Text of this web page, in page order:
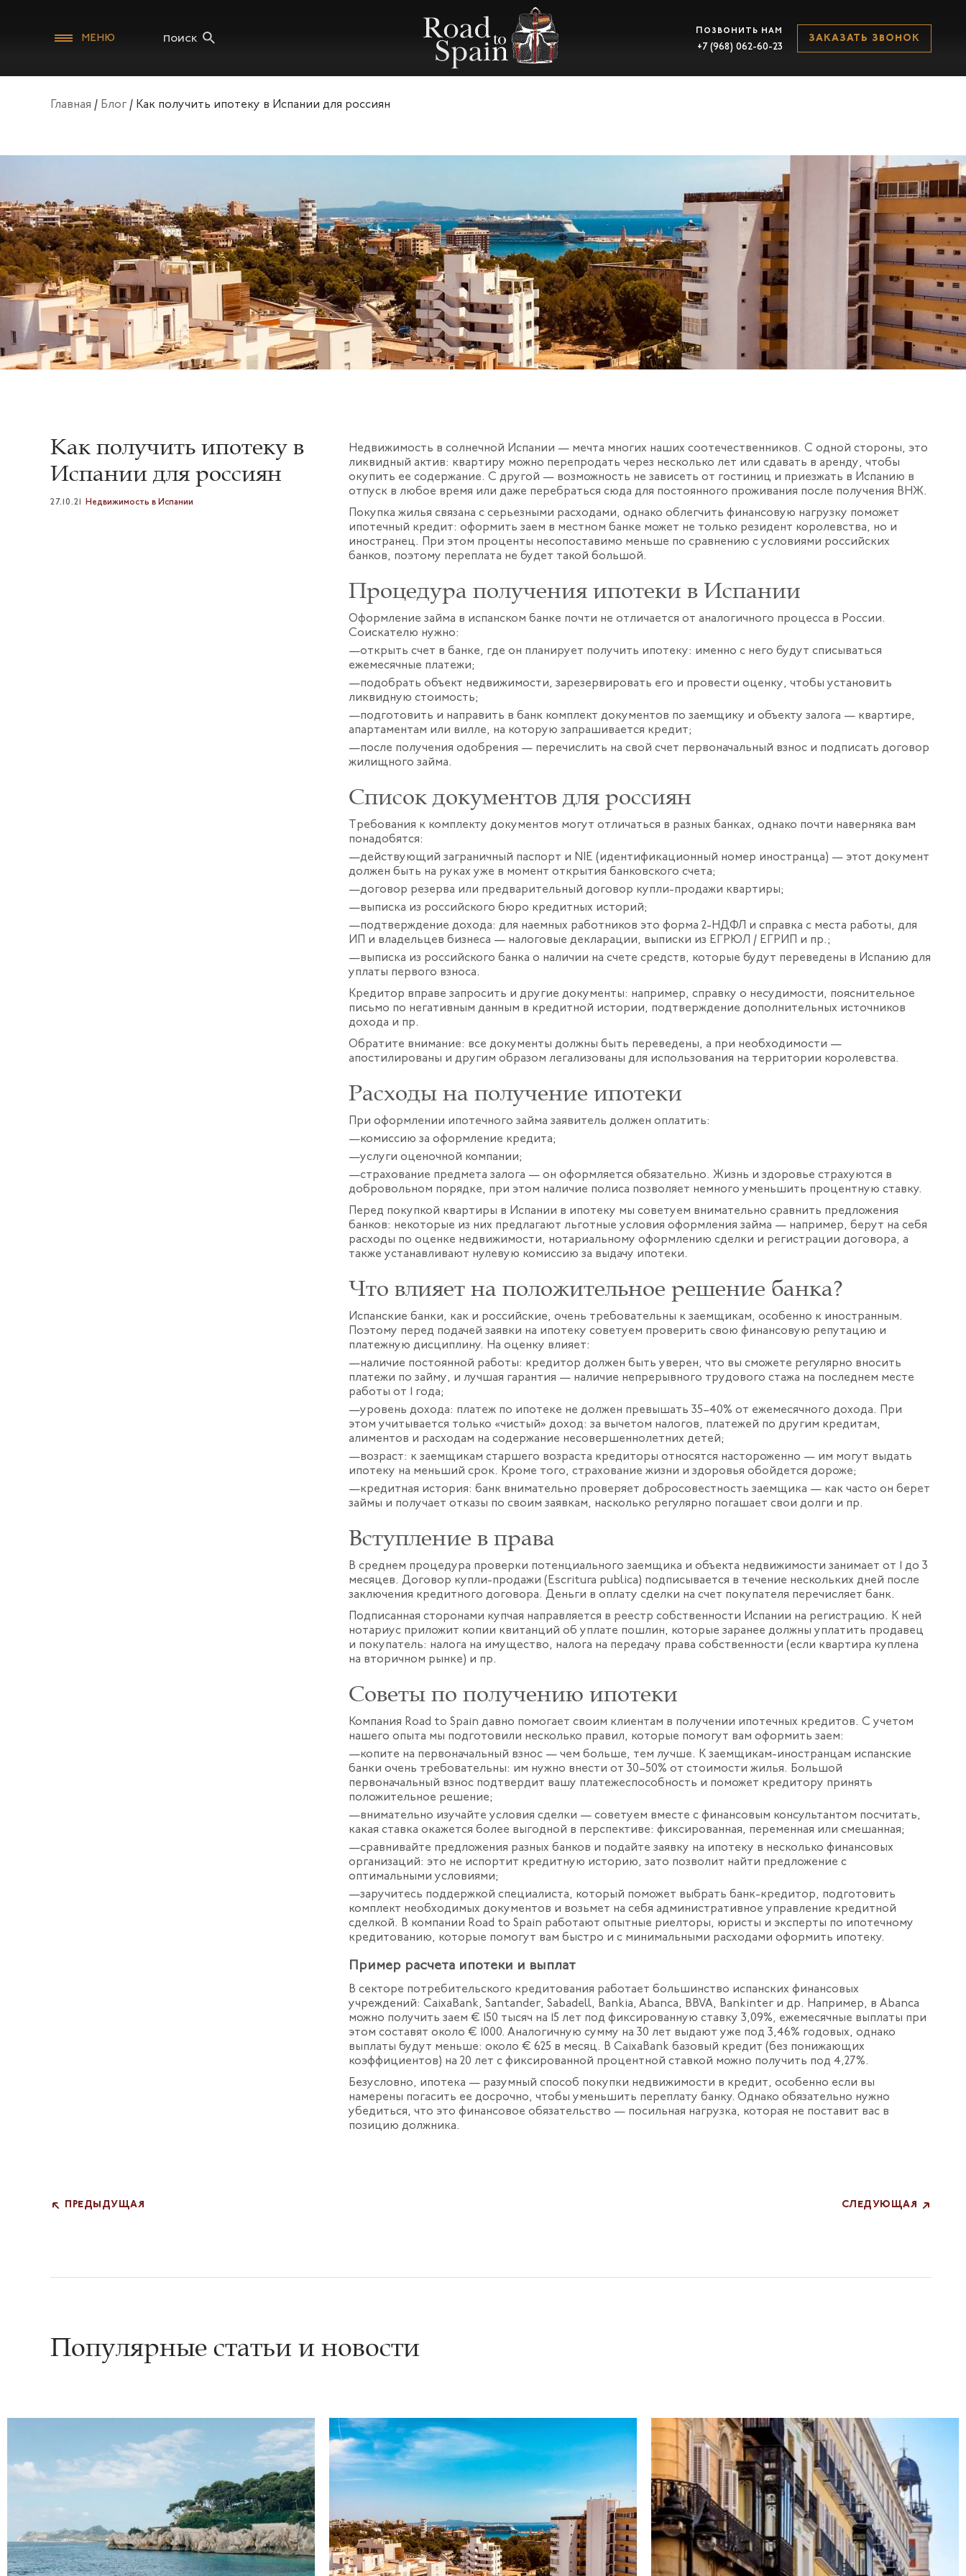
МЕНЮ Поиск
Позвонить нам
+7 (968) 062-60-23
ЗАКАЗАТЬ ЗВОНОК
Главная / Блог / Как получить ипотеку в Испании для россиян
Как получить ипотеку в
Испании для россиян
27.10.21 Недвижимость в Испании
Недвижимость в солнечной Испании — мечта многих наших соотечественников. С одной стороны, это
ликвидный актив: квартиру можно перепродать через несколько лет или сдавать в аренду, чтобы
окупить ее содержание. С другой — возможность не зависеть от гостиниц и приезжать в Испанию в
отпуск в любое время или даже перебраться сюда для постоянного проживания после получения ВНЖ.
Покупка жилья связана с серьезными расходами, однако облегчить финансовую нагрузку поможет
ипотечный кредит: оформить заем в местном банке может не только резидент королевства, но и
иностранец. При этом проценты несопоставимо меньше по сравнению с условиями российских
банков, поэтому переплата не будет такой большой.
Процедура получения ипотеки в Испании
Оформление займа в испанском банке почти не отличается от аналогичного процесса в России.
Соискателю нужно:
открыть счет в банке, где он планирует получить ипотеку: именно с него будут списываться
ежемесячные платежи;
подобрать объект недвижимости, зарезервировать его и провести оценку, чтобы установить
ликвидную стоимость;
подготовить и направить в банк комплект документов по заемщику и объекту залога — квартире,
апартаментам или вилле, на которую запрашивается кредит;
после получения одобрения — перечислить на свой счет первоначальный взнос и подписать договор
жилищного займа.
Список документов для россиян
Требования к комплекту документов могут отличаться в разных банках, однако почти наверняка вам
понадобятся:
действующий заграничный паспорт и NIE (идентификационный номер иностранца) — этот документ
должен быть на руках уже в момент открытия банковского счета;
договор резерва или предварительный договор купли-продажи квартиры;
выписка из российского бюро кредитных историй;
подтверждение дохода: для наемных работников это форма 2-НДФЛ и справка с места работы, для
ИП и владельцев бизнеса — налоговые декларации, выписки из ЕГРЮЛ / ЕГРИП и пр.;
выписка из российского банка о наличии на счете средств, которые будут переведены в Испанию для
уплаты первого взноса.
Кредитор вправе запросить и другие документы: например, справку о несудимости, пояснительное
письмо по негативным данным в кредитной истории, подтверждение дополнительных источников
дохода и пр.
Обратите внимание: все документы должны быть переведены, а при необходимости —
апостилированы и другим образом легализованы для использования на территории королевства.
Расходы на получение ипотеки
При оформлении ипотечного займа заявитель должен оплатить:
комиссию за оформление кредита;
услуги оценочной компании;
страхование предмета залога — он оформляется обязательно. Жизнь и здоровье страхуются в
добровольном порядке, при этом наличие полиса позволяет немного уменьшить процентную ставку.
Перед покупкой квартиры в Испании в ипотеку мы советуем внимательно сравнить предложения
банков: некоторые из них предлагают льготные условия оформления займа — например, берут на себя
расходы по оценке недвижимости, нотариальному оформлению сделки и регистрации договора, а
также устанавливают нулевую комиссию за выдачу ипотеки.
Что влияет на положительное решение банка?
Испанские банки, как и российские, очень требовательны к заемщикам, особенно к иностранным.
Поэтому перед подачей заявки на ипотеку советуем проверить свою финансовую репутацию и
платежную дисциплину. На оценку влияет:
наличие постоянной работы: кредитор должен быть уверен, что вы сможете регулярно вносить
платежи по займу, и лучшая гарантия — наличие непрерывного трудового стажа на последнем месте
работы от 1 года;
уровень дохода: платеж по ипотеке не должен превышать 35–40% от ежемесячного дохода. При
этом учитывается только «чистый» доход: за вычетом налогов, платежей по другим кредитам,
алиментов и расходам на содержание несовершеннолетних детей;
возраст: к заемщикам старшего возраста кредиторы относятся настороженно — им могут выдать
ипотеку на меньший срок. Кроме того, страхование жизни и здоровья обойдется дороже;
кредитная история: банк внимательно проверяет добросовестность заемщика — как часто он берет
займы и получает отказы по своим заявкам, насколько регулярно погашает свои долги и пр.
Вступление в права
В среднем процедура проверки потенциального заемщика и объекта недвижимости занимает от 1 до 3
месяцев. Договор купли-продажи (Escritura publica) подписывается в течение нескольких дней после
заключения кредитного договора. Деньги в оплату сделки на счет покупателя перечисляет банк.
Подписанная сторонами купчая направляется в реестр собственности Испании на регистрацию. К ней
нотариус приложит копии квитанций об уплате пошлин, которые заранее должны уплатить продавец
и покупатель: налога на имущество, налога на передачу права собственности (если квартира куплена
на вторичном рынке) и пр.
Советы по получению ипотеки
Компания Road to Spain давно помогает своим клиентам в получении ипотечных кредитов. С учетом
нашего опыта мы подготовили несколько правил, которые помогут вам оформить заем:
копите на первоначальный взнос — чем больше, тем лучше. К заемщикам-иностранцам испанские
банки очень требовательны: им нужно внести от 30–50% от стоимости жилья. Большой
первоначальный взнос подтвердит вашу платежеспособность и поможет кредитору принять
положительное решение;
внимательно изучайте условия сделки — советуем вместе с финансовым консультантом посчитать,
какая ставка окажется более выгодной в перспективе: фиксированная, переменная или смешанная;
сравнивайте предложения разных банков и подайте заявку на ипотеку в несколько финансовых
организаций: это не испортит кредитную историю, зато позволит найти предложение с
оптимальными условиями;
заручитесь поддержкой специалиста, который поможет выбрать банк-кредитор, подготовить
комплект необходимых документов и возьмет на себя административное управление кредитной
сделкой. В компании Road to Spain работают опытные риелторы, юристы и эксперты по ипотечному
кредитованию, которые помогут вам быстро и с минимальными расходами оформить ипотеку.
Пример расчета ипотеки и выплат
В секторе потребительского кредитования работает большинство испанских финансовых
учреждений: CaixaBank, Santander, Sabadell, Bankia, Abanca, BBVA, Bankinter и др. Например, в Abanca
можно получить заем € 150 тысяч на 15 лет под фиксированную ставку 3,09%, ежемесячные выплаты при
этом составят около € 1000. Аналогичную сумму на 30 лет выдают уже под 3,46% годовых, однако
выплаты будут меньше: около € 625 в месяц. В CaixaBank базовый кредит (без понижающих
коэффициентов) на 20 лет с фиксированной процентной ставкой можно получить под 4,27%.
Безусловно, ипотека — разумный способ покупки недвижимости в кредит, особенно если вы
намерены погасить ее досрочно, чтобы уменьшить переплату банку. Однако обязательно нужно
убедиться, что это финансовое обязательство — посильная нагрузка, которая не поставит вас в
позицию должника.
ПРЕДЫДУЩАЯ СЛЕДУЮЩАЯ
Популярные статьи и новости